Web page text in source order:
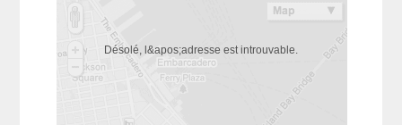
Désolé, l&apos;adresse est introuvable.